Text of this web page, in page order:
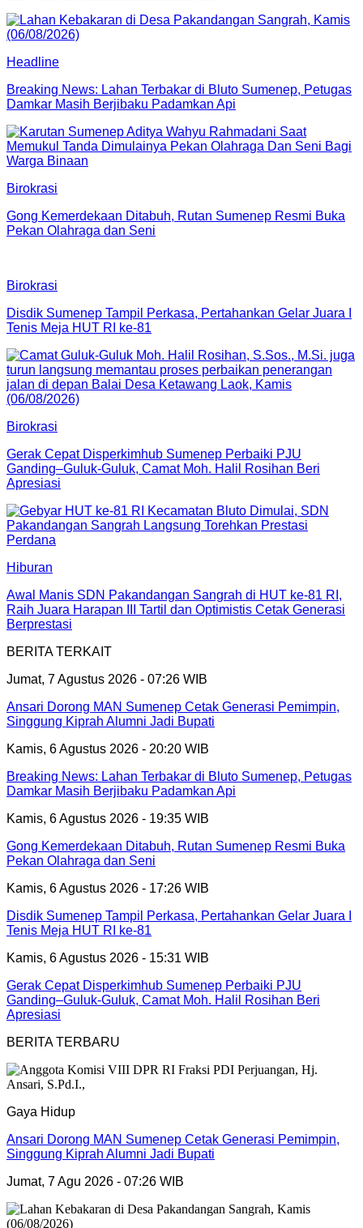
Headline
Breaking News: Lahan Terbakar di Bluto Sumenep, Petugas
Damkar Masih Berjibaku Padamkan Api
Birokrasi
Gong Kemerdekaan Ditabuh, Rutan Sumenep Resmi Buka
Pekan Olahraga dan Seni
Birokrasi
Disdik Sumenep Tampil Perkasa, Pertahankan Gelar Juara I
Tenis Meja HUT RI ke-81
Birokrasi
Gerak Cepat Disperkimhub Sumenep Perbaiki PJU
Ganding–Guluk-Guluk, Camat Moh. Halil Rosihan Beri
Apresiasi
Hiburan
Awal Manis SDN Pakandangan Sangrah di HUT ke-81 RI,
Raih Juara Harapan III Tartil dan Optimistis Cetak Generasi
Berprestasi
BERITA TERKAIT
Jumat, 7 Agustus 2026 - 07:26 WIB
Ansari Dorong MAN Sumenep Cetak Generasi Pemimpin,
Singgung Kiprah Alumni Jadi Bupati
Kamis, 6 Agustus 2026 - 20:20 WIB
Breaking News: Lahan Terbakar di Bluto Sumenep, Petugas
Damkar Masih Berjibaku Padamkan Api
Kamis, 6 Agustus 2026 - 19:35 WIB
Gong Kemerdekaan Ditabuh, Rutan Sumenep Resmi Buka
Pekan Olahraga dan Seni
Kamis, 6 Agustus 2026 - 17:26 WIB
Disdik Sumenep Tampil Perkasa, Pertahankan Gelar Juara I
Tenis Meja HUT RI ke-81
Kamis, 6 Agustus 2026 - 15:31 WIB
Gerak Cepat Disperkimhub Sumenep Perbaiki PJU
Ganding–Guluk-Guluk, Camat Moh. Halil Rosihan Beri
Apresiasi
BERITA TERBARU
Gaya Hidup
Ansari Dorong MAN Sumenep Cetak Generasi Pemimpin,
Singgung Kiprah Alumni Jadi Bupati
Jumat, 7 Agu 2026 - 07:26 WIB